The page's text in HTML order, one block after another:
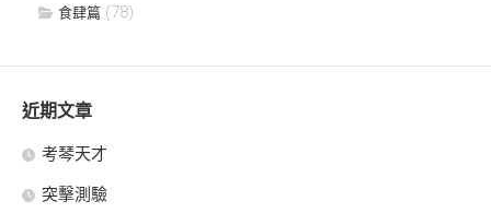
食肆篇 (78)
近期文章
考琴天才
突擊測驗